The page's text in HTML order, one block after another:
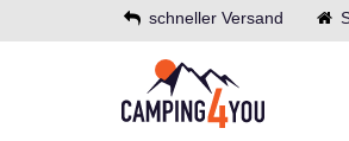
schneller Versand